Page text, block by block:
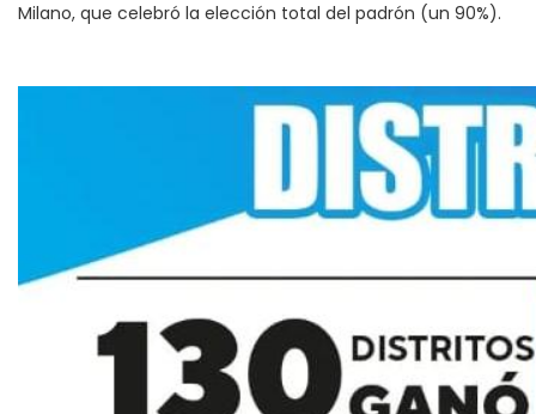
Milano, que celebró la elección total del padrón (un 90%).